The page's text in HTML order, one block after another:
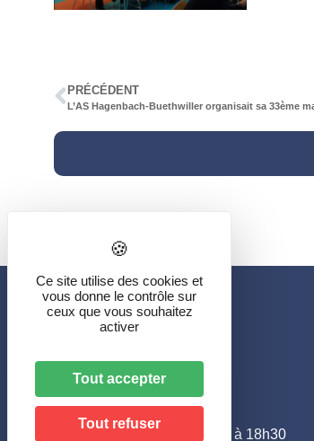
PRÉCÉDENT
Mairie de Hagenbach
46, rue de Delle
de 10h00 à 12h00 et de 16h00 à 18h30
Ce site utilise des cookies et
vous donne le contrôle sur
ceux que vous souhaitez
activer
Tout accepter
Tout refuser